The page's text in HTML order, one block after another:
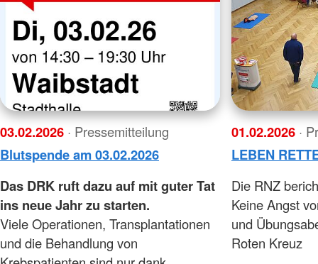
03.02.2026 · Pressemitteilung
Blutspende am 03.02.2026
Das DRK ruft dazu auf mit guter Tat
ins neue Jahr zu starten.
Viele Operationen, Transplantationen
und die Behandlung von
01.02.2026 ·
LEBEN
Die RNZ
Keine Angst
und
Roten Kreuz